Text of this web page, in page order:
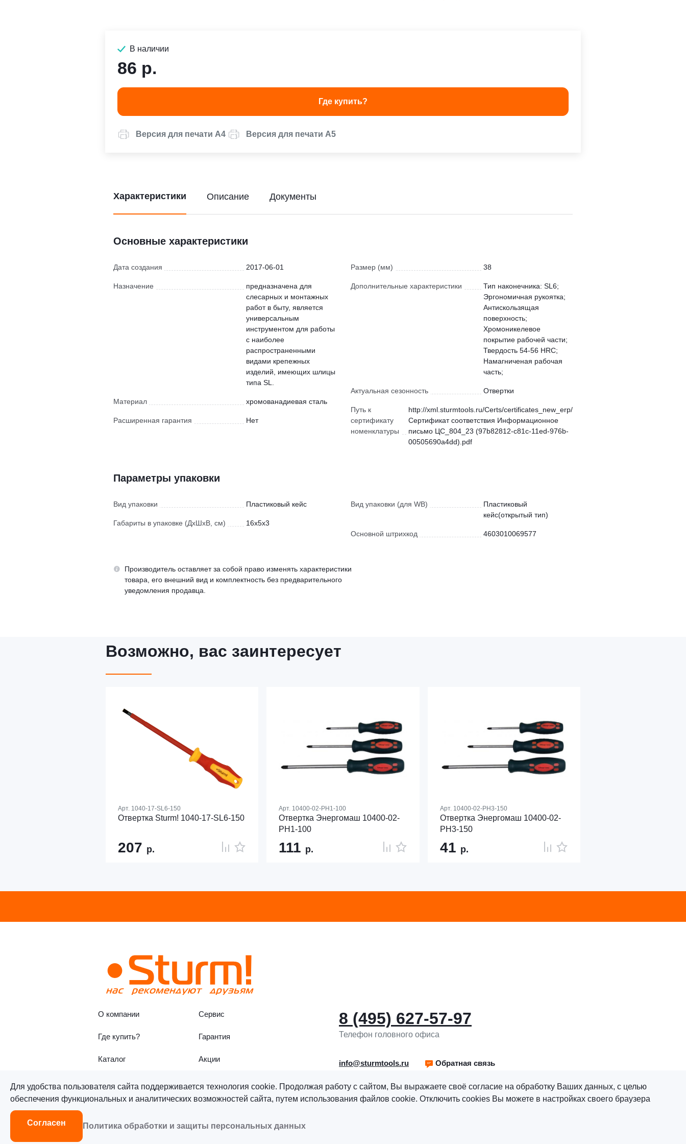
В наличии
86 р.
Где купить?
Версия для печати А4 Версия для печати А5
Характеристики
Основные характеристики
Дата создания 2017-06-01
Назначение
предназначена для
слесарных и монтажных
работ в быту, является
универсальным
инструментом для работы
с наиболее
распространенными
видами крепежных
изделий, имеющих шлицы
типа SL.
Материал хромованадиевая сталь
Расширенная гарантия Нет
Размер (мм) 38
Дополнительные характеристики
Тип наконечника: SL6;
Эргономичная рукоятка;
Антискользящая
поверхность;
Хромоникелевое
покрытие рабочей части;
Твердость 54-56 HRC;
Намагниченая рабочая
часть;
Актуальная сезонность Отвертки
Путь к
сертификату
номенклатуры
http://xml.sturmtools.ru/Certs/certificates_new_erp/
Сертификат соответствия Информационное
письмо ЦС_804_23 (97b82812-c81c-11ed-976b-
00505690a4dd).pdf
Параметры упаковки
Вид упаковки Пластиковый кейс
Габариты в упаковке (ДхШхВ, см) 16x5x3
Вид упаковки (для WB)
Пластиковый
кейс(открытый тип)
Основной штрихкод 4603010069577
Производитель оставляет за собой право изменять характеристики
товара, его внешний вид и комплектность без предварительного
уведомления продавца.
Описание Документы
Возможно, вас заинтересует
Арт. 1040-17-SL6-150
Отвертка Sturm! 1040-17-SL6-150
207 р.
Арт. 10400-02-PH1-100
Отвертка Энергомаш 10400-02-
PH1-100
111 р.
Арт. 10400-02-PH3-150
Отвертка Энергомаш 10400-02-
PH3-150
41 р.
О компании Сервис
Где купить? Гарантия
Каталог Акции
8 (495) 627-57-97
Телефон головного офиса
info@sturmtools.ru Обратная связь
Для удобства пользователя сайта поддерживается технология cookie. Продолжая работу с сайтом, Вы выражаете своё согласие на обработку Ваших данных, с целью
обеспечения функциональных и аналитических возможностей сайта, путем использования файлов cookie. Отключить cookies Вы можете в настройках своего браузера
Согласен Политика обработки и защиты персональных данных